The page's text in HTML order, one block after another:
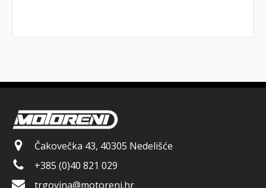
Čakovečka 43, 40305 Nedelišće
+385 (0)40 821 029
trgovina@motoreni.hr